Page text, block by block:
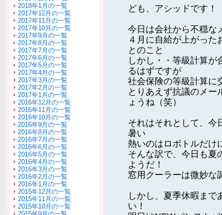
2018年1月の一覧
2017年12月の一覧
2017年11月の一覧
2017年10月の一覧
2017年9月の一覧
2017年8月の一覧
2017年7月の一覧
2017年6月の一覧
2017年5月の一覧
2017年4月の一覧
2017年3月の一覧
2017年2月の一覧
2017年1月の一覧
2016年12月の一覧
2016年11月の一覧
2016年10月の一覧
2016年9月の一覧
2016年8月の一覧
2016年7月の一覧
2016年6月の一覧
2016年5月の一覧
2016年4月の一覧
2016年3月の一覧
2016年2月の一覧
2016年1月の一覧
2015年12月の一覧
2015年11月の一覧
2015年10月の一覧
ども、アシッドです！
今日は会社から不穏な
４月に自給が上がった
とのこと
しかし・・等級計算が
るはずですが
社会保険の等級計算に
とりあえず抗議のメー
ょうね（笑）
それはそれとして、今
暑い
熱いのはロボトルだけ
そんな訳で、今日も夏
ようだ！
窓用クーラーは微妙な
しかし、夏季休暇まで
い！